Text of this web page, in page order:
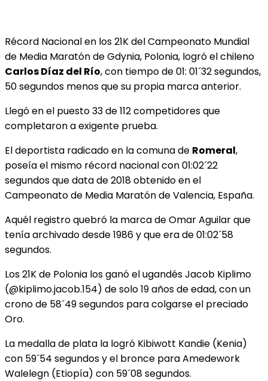
Récord Nacional en los 21K del Campeonato Mundial
de Media Maratón de Gdynia, Polonia, logró el chileno
Carlos Díaz del Río, con tiempo de 01: 01´32 segundos,
50 segundos menos que su propia marca anterior.
Llegó en el puesto 33 de 112 competidores que
completaron a exigente prueba.
El deportista radicado en la comuna de Romeral,
poseía el mismo récord nacional con 01:02´22
segundos que data de 2018 obtenido en el
Campeonato de Media Maratón de Valencia, España.
Aquél registro quebró la marca de Omar Aguilar que
tenía archivado desde 1986 y que era de 01:02´58
segundos.
Los 21K de Polonia los ganó el ugandés Jacob Kiplimo
(@kiplimo.jacob.154) de solo 19 años de edad, con un
crono de 58´49 segundos para colgarse el preciado
Oro.
La medalla de plata la logró Kibiwott Kandie (Kenia)
con 59´54 segundos y el bronce para Amedework
Walelegn (Etiopía) con 59´08 segundos.